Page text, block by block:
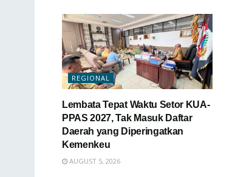
REGIONAL
Lembata Tepat Waktu Setor KUA-
PPAS 2027, Tak Masuk Daftar
Daerah yang Diperingatkan
Kemenkeu
AUGUST 5, 2026